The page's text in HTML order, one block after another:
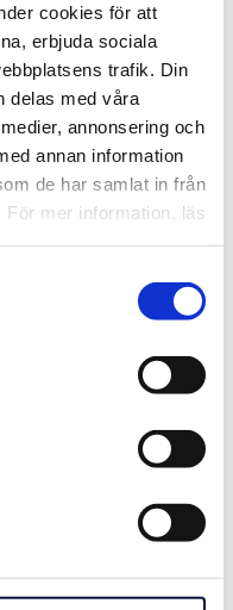
cookies för att
erbjuda sociala
trafik. Din
delas med våra
annonsering och
annan information
de har samlat in från
För mer information, läs
Not
My-Own-